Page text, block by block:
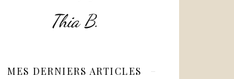
Thia B.
MES DERNIERS ARTICLES